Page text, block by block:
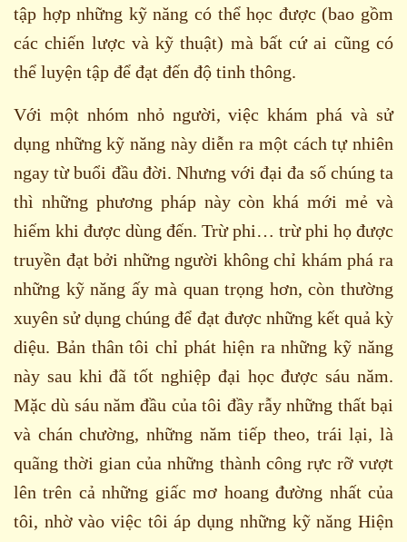
tập hợp những kỹ năng có thể học được (bao gồm
các chiến lược và kỹ thuật) mà bất cứ ai cũng có
thể luyện tập để đạt đến độ tinh thông.
Với một nhóm nhỏ người, việc khám phá và sử
dụng những kỹ năng này diễn ra một cách tự nhiên
ngay từ buổi đầu đời. Nhưng với đại đa số chúng ta
thì những phương pháp này còn khá mới mẻ và
hiếm khi được dùng đến. Trừ phi… trừ phi họ được
truyền đạt bởi những người không chỉ khám phá ra
những kỹ năng ấy mà quan trọng hơn, còn thường
xuyên sử dụng chúng để đạt được những kết quả kỳ
diệu. Bản thân tôi chỉ phát hiện ra những kỹ năng
này sau khi đã tốt nghiệp đại học được sáu năm.
Mặc dù sáu năm đầu của tôi đầy rẫy những thất bại
và chán chường, những năm tiếp theo, trái lại, là
quãng thời gian của những thành công rực rỡ vượt
lên trên cả những giấc mơ hoang đường nhất của
tôi, nhờ vào việc tôi áp dụng những kỹ năng Hiện